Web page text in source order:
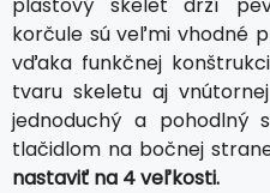
korčule sú veľmi vhodné
vďaka funkčnej
tvaru skeletu aj
jednoduchý a pohodlný
tlačidlom na bočnej
nastaviť na 4 veľkosti.